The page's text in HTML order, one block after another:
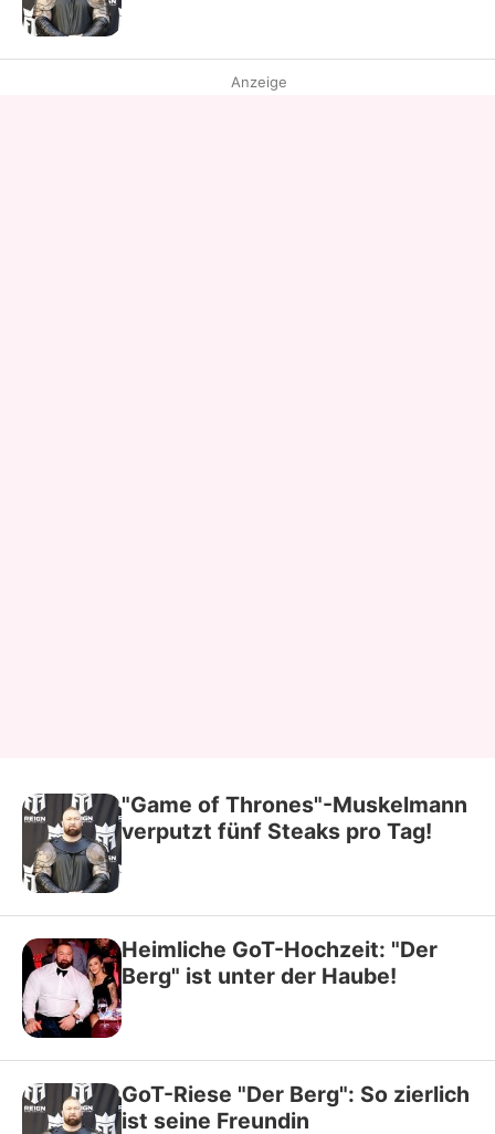
Anzeige
"Game of Thrones"-Muskelmann
verputzt fünf Steaks pro Tag!
Heimliche GoT-Hochzeit: "Der
Berg" ist unter der Haube!
GoT-Riese "Der Berg": So zierlich
ist seine Freundin